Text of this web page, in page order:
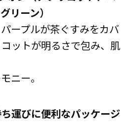
リーン）
ープルが茶ぐすみをカバ
ットが明るさで包み、肌
ニー。
運びに便利なパッケージ